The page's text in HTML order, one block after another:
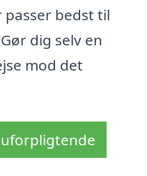
bedst til
dig selv en
mod det